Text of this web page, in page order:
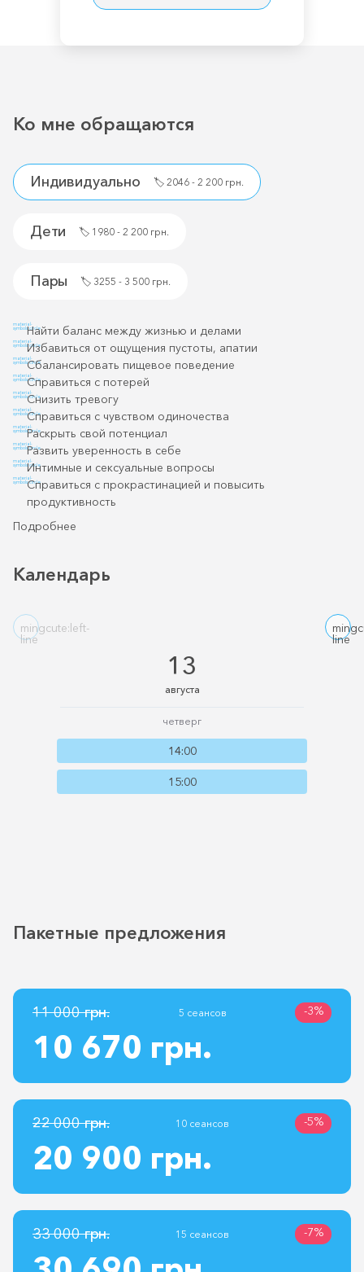
Ко мне обращаются
Индивидуально 🏷️ 2046 - 2 200 грн.
Дети 🏷️ 1980 - 2 200 грн.
Пары 🏷️ 3255 - 3 500 грн.
material-
symbols:circleНайти баланс между жизнью и делами
material-
symbols:circleИзбавиться от ощущения пустоты, апатии
material-
symbols:circleСбалансировать пищевое поведение
material-
symbols:circleСправиться с потерей
material-
symbols:circleСнизить тревогу
material-
symbols:circleСправиться с чувством одиночества
material-
symbols:circleРаскрыть свой потенциал
material-
symbols:circleРазвить уверенность в себе
material-
symbols:circleИнтимные и сексуальные вопросы
material-
symbols:circleСправиться с прокрастинацией и повысить
продуктивность
Подробнее
Календарь
mingcute:left-
line line
13
августа
четверг
14:00
15:00
Пакетные предложения
11 000 грн. 5 сеансов -3%
10 670 грн.
22 000 грн. 10 сеансов -5%
20 900 грн.
33 000 грн. 15 сеансов -7%